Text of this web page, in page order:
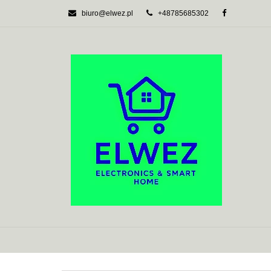
biuro@elwez.pl +48785685302